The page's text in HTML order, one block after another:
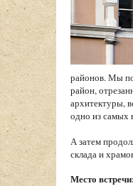
районов. Мы
район,
архитектуры,
одно из самых
А затем
склада и
Место